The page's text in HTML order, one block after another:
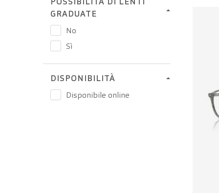
Bronzo
Marrone
Multicolore
Nero
GRADUATE
No
Sì
DISPONIBILITÀ
Disponibile online